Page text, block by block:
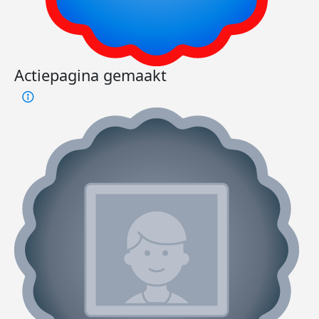
Actiepagina gemaakt